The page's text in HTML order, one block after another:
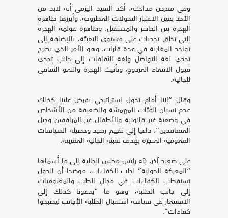
وفي معرض مداخلته، أكد السيد اليزمي أنه لابد من
الأخذ بعين الاعتبار التحولات المطروحة، وأبرزها ظاهرة
الهجرة بين الحاضر والمستقبل، وظاهرة عولمة الهجرة
التي تخلق تحديات على مستوى التعبئة، بالإضافة إلى
تواجد المغاربة في عدة قارات، وهو الأمر الذي يطرح
تحدي لغة التواصل ولغة الثقافات إلى جانب تحدي
قبول الانتماء المزدوج، وتأنيث الهجرة والنمو الثقافي
للجالية.
وقال “إننا أمام تحول استراتيجي يفرض علينا كذلك
عدم نسيان الفئات المهمشة والضعيفة من الأشخاص
في وضعية غير قانونية والأطفال غير المرافقين وجيل
المتعاقدين”، داعيا إلى تقييم رصيد وحصيلة السياسات
العمومية المنجزة بهدف تعبئة الجالية المغربية.
على صعيد آخر، نبّه رئيس مجلس الجالية إلى ما أسماها
“المعركة الدولية” لجلب الكفاءات، موضحا أن الدول
تستقطب الكفاءات في مجال الطب والمعلوميات
إلى جانب الطلبة، وهو ما “يدعونا كذلك إلى
الاستثمار في سياسة استقبال الطلبة الأجانب ليصبحوا
كفاءات”.